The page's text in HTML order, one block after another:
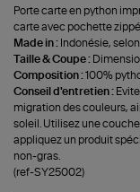
Porte carte en python
carte avec pochette
Made in : Indonésie,
Taille & Coupe :
Composition :100%
Conseil d'entretien :
migration des couleurs,
soleil. Utilisez une
appliquez un produit
non-gras.
(ref-SY25002)